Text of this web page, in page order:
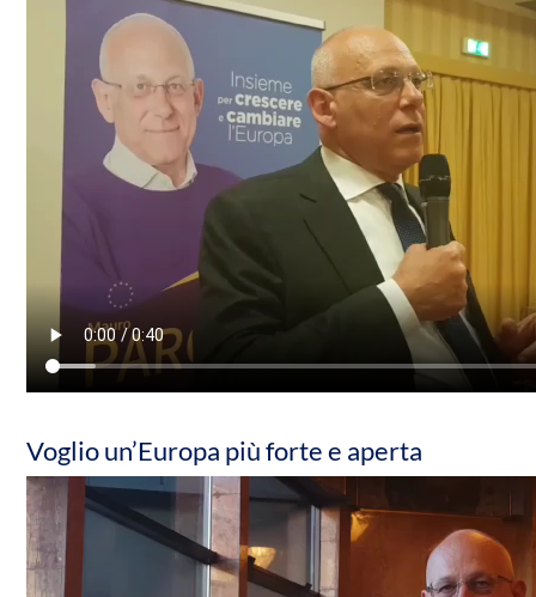
Voglio un’Europa più forte e aperta